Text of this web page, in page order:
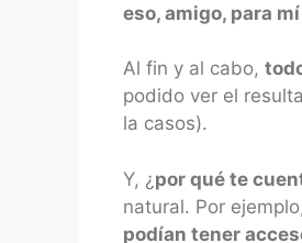
eso, amigo, para
Al fin y al cabo,
podido ver el
la casos).
Y, ¿ por qué te
natural. Por
podían tener